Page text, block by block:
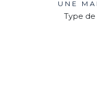
UNE
Type